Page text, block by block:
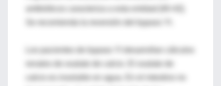
Se recomienda la reversión del bypass YI.
Los pacientes de bypass YI desarrollan cálculos
calcio es insoluble en agua. En el intestino no